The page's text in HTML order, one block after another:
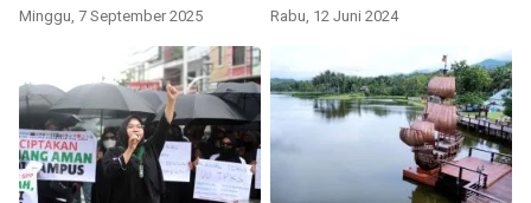
Minggu, 7 September 2025 Rabu, 12 Juni 2024